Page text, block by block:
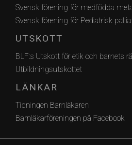
Svensk förening för medfödda
Svensk förening för Pediatrisk
UTSKOTT
BLF:s Utskott för etik och barnets
Utbildningsutskottet
LÄNKAR
Tidningen Barnläkaren
Barnläkarföreningen på Facebook